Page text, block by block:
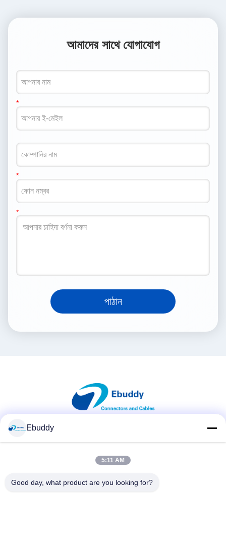
আমাদের সাথে যোগাযোগ
পাঠান
দ্রুত যোগাযোগ
Ebuddy
5:11 AM
Good day, what product are you looking for?